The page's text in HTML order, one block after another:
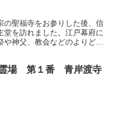
の聖福寺をお参りした後、信
を訪れました。江戸幕府に
神父、教会などのよりどこ
場 第１番 青岸渡寺